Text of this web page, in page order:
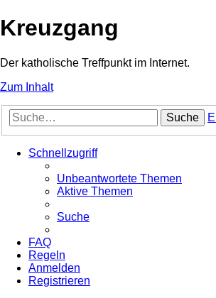
Kreuzgang
Der katholische Treffpunkt im Internet.
Zum Inhalt
Suche
Schnellzugriff
Unbeantwortete Themen
Aktive Themen
Suche
FAQ
Regeln
Anmelden
Registrieren